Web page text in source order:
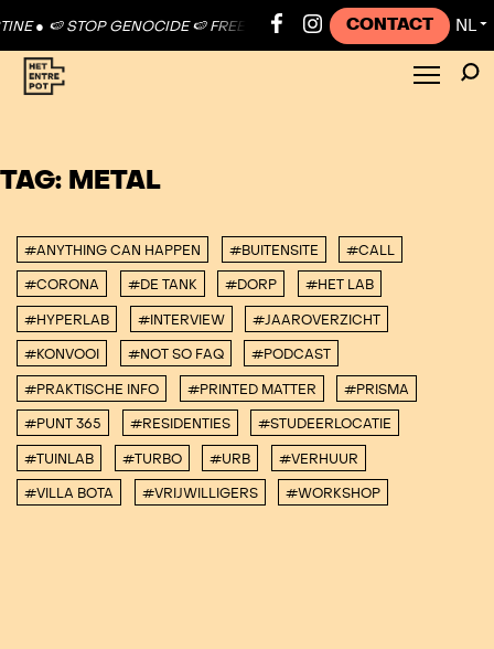
● 🍉 STOP GENOCIDE 🍉 FREE PALESTINE ● 🍉 STOP GENOCIDE
CONTACT NL ▼
TAG: METAL
#ANYTHING CAN HAPPEN #BUITENSITE #CALL
#CORONA #DE TANK #DORP #HET LAB
#HYPERLAB #INTERVIEW #JAAROVERZICHT
#KONVOOI #NOT SO FAQ #PODCAST
#PRAKTISCHE INFO #PRINTED MATTER #PRISMA
#PUNT 365 #RESIDENTIES #STUDEERLOCATIE
#TUINLAB #TURBO #URB #VERHUUR
#VILLA BOTA #VRIJWILLIGERS #WORKSHOP